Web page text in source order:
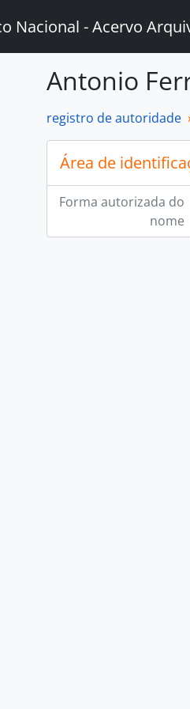
Nacional - Acervo
Antonio
registro de autoridade
Área de
Forma autorizada do
nome